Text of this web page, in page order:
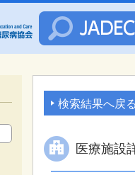
検索結果へ戻
医療施設